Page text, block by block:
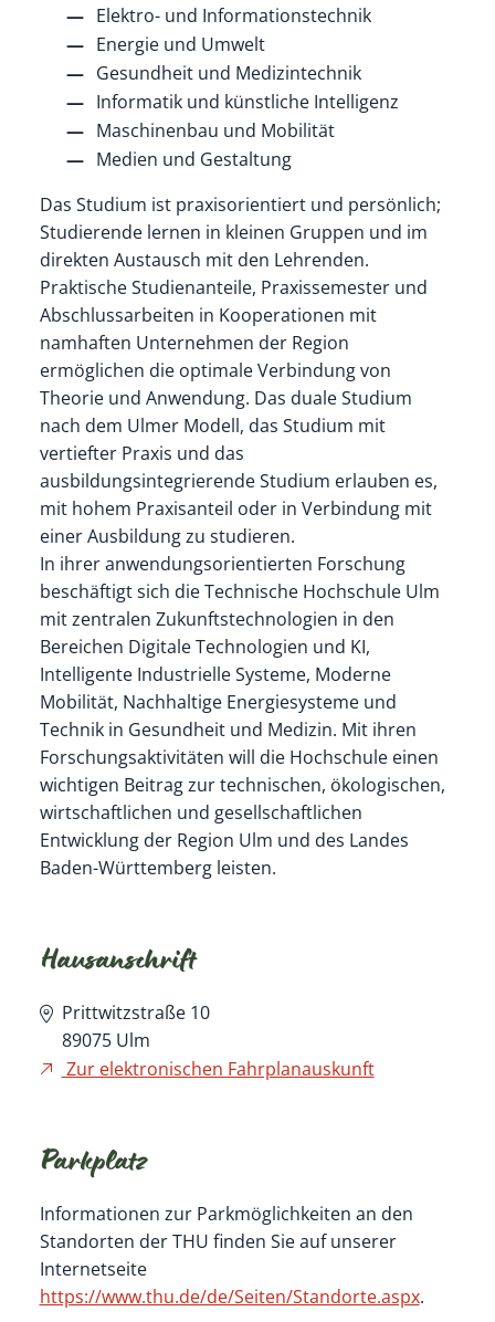
Elektro- und Informationstechnik
Energie und Umwelt
Gesundheit und Medizintechnik
Informatik und künstliche Intelligenz
Maschinenbau und Mobilität
Medien und Gestaltung
Das Studium ist praxisorientiert und persönlich;
Studierende lernen in kleinen Gruppen und im
direkten Austausch mit den Lehrenden.
Praktische Studienanteile, Praxissemester und
Abschlussarbeiten in Kooperationen mit
namhaften Unternehmen der Region
ermöglichen die optimale Verbindung von
Theorie und Anwendung. Das duale Studium
nach dem Ulmer Modell, das Studium mit
vertiefter Praxis und das
ausbildungsintegrierende Studium erlauben es,
mit hohem Praxisanteil oder in Verbindung mit
einer Ausbildung zu studieren.
In ihrer anwendungsorientierten Forschung
beschäftigt sich die Technische Hochschule Ulm
mit zentralen Zukunftstechnologien in den
Bereichen Digitale Technologien und KI,
Intelligente Industrielle Systeme, Moderne
Mobilität, Nachhaltige Energiesysteme und
Technik in Gesundheit und Medizin. Mit ihren
Forschungsaktivitäten will die Hochschule einen
wichtigen Beitrag zur technischen, ökologischen,
wirtschaftlichen und gesellschaftlichen
Entwicklung der Region Ulm und des Landes
Baden-Württemberg leisten.
Hausanschrift
Prittwitzstraße 10
89075 Ulm
Zur elektronischen Fahrplanauskunft
Parkplatz
Informationen zur Parkmöglichkeiten an den
Standorten der THU finden Sie auf unserer
Internetseite
https://www.thu.de/de/Seiten/Standorte.aspx.